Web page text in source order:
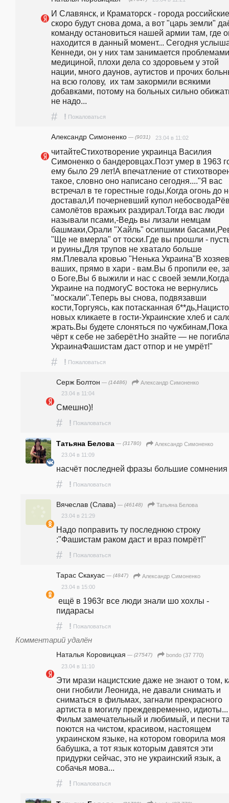
И Славянск, и Краматорск - города
скоро будут снова дома, а вот "царь земли"
команду остановиться нашей армии там, где
находится в данный момент... Сегодня
Кеннеди, он у них там занимается
медициной, плохи дела со здоровьем у этой
нации, много даунов, аутистов и прочих
на всю голову,  их там закормили всякими
добавками, потому на больных сильно
не надо...
# ! Пожаловаться
Александр Симоненко — (9031) 23.04 в 11:02
читайтеСтихотворение украинца Василия
Симоненко о бандеровцах.Поэт умер в 1963
ему было 29 лет!А впечатление от
такое, словно оно написано сегодня...."Я вас
встречал в те горестные годы,Когда огонь до
доставал,И почерневший купол
самолётов вражьих раздирал.Тогда вас люди
называли псами,-Ведь вы лизали немцам
башмаки,Орали "Хайль" осипшими
"Ще не вмерла" от тоски.Где вы прошли -
и руины,Для трупов не хватало больше
ям.Плевала кровью "Ненька Украина"В хозяев
ваших, прямо в хари - вам.Вы б пропили ее,
о Боге,Вы б выжили и нас с своей
Украине на подмогуС востока не вернулись
"москали".Теперь вы снова, подвязавши
кости,Торгуясь, как потасканная
новых кликаете в гости-Украинские хлеб и
жрать.Вы будете слоняться по чужбинам,Пока
чёрт к себе не заберёт.Но знайте — не
УкраинаФашистам даст отпор и не умрёт!"
# ! Пожаловаться
Серж Болтон — (14486)
Александр Симоненко
23.04 в 11:04
Смешно)!
# ! Пожаловаться
Татьяна Белова — (31780)
Александр Симоненко
23.04 в 11:09
насчёт последней фразы большие сомнения
# ! Пожаловаться
Вячеслав (Слава) — (46148)
Татьяна Белова
23.04 в 21:29
Надо поправить ту последнюю строку
:"Фашистам раком даст и враз помрёт!"
# ! Пожаловаться
Тарас Скакуас — (4847)
Александр Симоненко
23.04 в 15:00
пидарасы
# ! Пожаловаться
Комментарий удалён
Наталья Коровицкая — (27547)
bondo (37 770)
23.04 в 11:10
Эти мрази нацистские даже не знают о том,
они гнобили Леонида, не давали снимать и
сниматься в фильмах, загнали прекрасного
артиста в могилу преждевременно, идиоты...
Фильм замечательный и любимый, и песни
поются на чистом, красивом, настоящем
украинском языке, на котором говорила моя
бабушка, а тот язык которым давятся эти
придурки сейчас, это не украинский язык, а
собачья мова...
# ! Пожаловаться